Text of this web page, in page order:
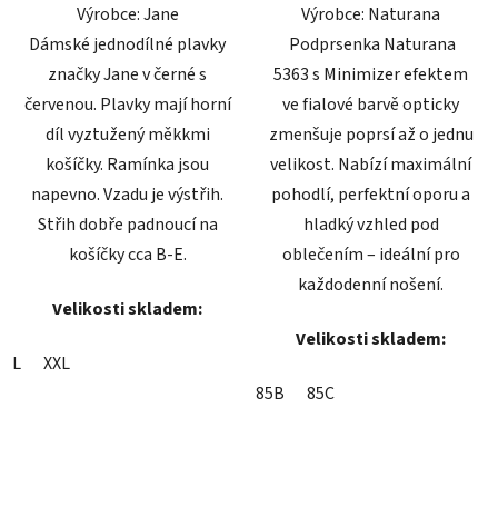
hvězdiček.
Výrobce: Jane
Dámské jednodílné plavky
značky Jane v černé s
červenou. Plavky mají horní
díl vyztužený měkkmi
košíčky. Ramínka jsou
napevno. Vzadu je výstřih.
Střih dobře padnoucí na
košíčky cca B-E.
Velikosti skladem:
L XXL
hvězdiček.
Výrobce: Naturana
Podprsenka Naturana
5363 s Minimizer efektem
ve fialové barvě opticky
zmenšuje poprsí až o jednu
velikost. Nabízí maximální
pohodlí, perfektní oporu a
hladký vzhled pod
oblečením – ideální pro
každodenní nošení.
Velikosti skladem:
85B 85C